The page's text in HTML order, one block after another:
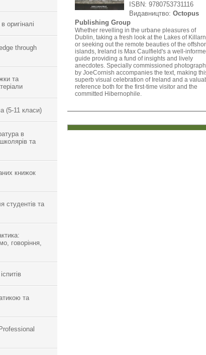
оригіналі
through
та
(5-11 класи)
в
та
книжок
студентів та
говоріння,
та
ISBN: 9780753731116
Видавництво: Octopus
Publishing Group
Whether revelling in the urbane pleasures of
Dublin, taking a fresh look at the Lakes of
or seeking out the remote beauties of the
islands, Ireland is Max Caulfield's a well-
guide providing a fund of insights and lively
anecdotes. Specially commissioned
by JoeCornish accompanies the text, making
superb visual celebration of Ireland and a
reference both for the first-time visitor and the
committed Hibernophile.